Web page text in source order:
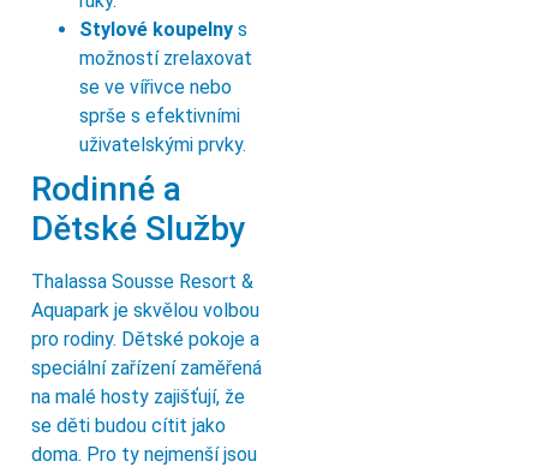
Stylové koupelny s
možností zrelaxovat
se ve vířivce nebo
sprše s efektivními
uživatelskými prvky.
Rodinné a
Dětské Služby
Thalassa Sousse Resort &
Aquapark je skvělou volbou
pro rodiny. Dětské pokoje a
speciální zařízení zaměřená
na malé hosty zajišťují, že
se děti budou cítit jako
doma. Pro ty nejmenší jsou